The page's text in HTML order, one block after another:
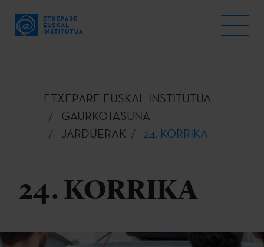
ETXEPARE EUSKAL INSTITUTUA
GAURKOTASUNA
JARDUERAK
24. KORRIKA
24. KORRIKA